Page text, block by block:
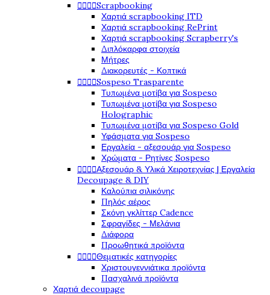
Scrapbooking
Χαρτιά scrapbooking ITD
Χαρτιά scrapbooking RePrint
Χαρτιά scrapbooking Scrapberry's
Διπλόκαρφα στοιχεία
Μήτρες
Διακορευτές - Κοπτικά
Sospeso Trasparente
Τυπωμένα μοτίβα για Sospeso
Τυπωμένα μοτίβα για Sospeso
Holographic
Τυπωμένα μοτίβα για Sospeso Gold
Υφάσματα για Sospeso
Εργαλεία - αξεσουάρ για Sospeso
Χρώματα - Ρητίνες Sospeso
Αξεσουάρ & Υλικά Χειροτεχνίας | Εργαλεία
Decoupage & DIY
Καλούπια σιλικόνης
Πηλός αέρος
Σκόνη γκλίττερ Cadence
Σφραγίδες - Μελάνια
Διάφορα
Προωθητικά προϊόντα
Θεματικές κατηγορίες
Χριστουγεννιάτικα προϊόντα
Πασχαλινά προϊόντα
Χαρτιά decoupage